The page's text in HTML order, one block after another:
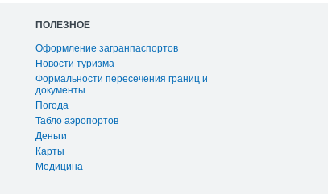
ПОЛЕЗНОЕ
Оформление загранпаспортов
Новости туризма
Формальности пересечения границ и
документы
Погода
Табло аэропортов
Деньги
Карты
Медицина